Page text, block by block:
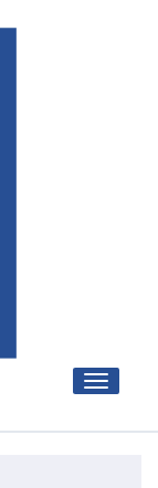
Toggle